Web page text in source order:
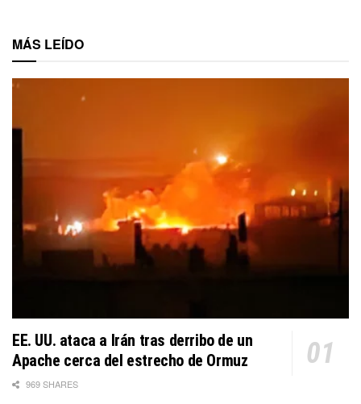
MÁS LEÍDO
EE. UU. ataca a Irán tras derribo de un
Apache cerca del estrecho de Ormuz
969 SHARES